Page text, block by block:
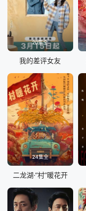
20集全
我的差评女友
24集全
二龙湖·“村”暖花开